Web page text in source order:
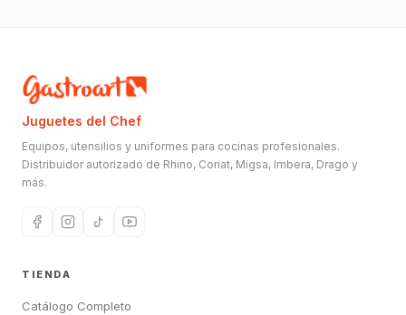
Juguetes del Chef
Equipos, utensilios y uniformes para cocinas profesionales.
Distribuidor autorizado de Rhino, Coriat, Migsa, Imbera, Drago y
más.
TIENDA
Catálogo Completo